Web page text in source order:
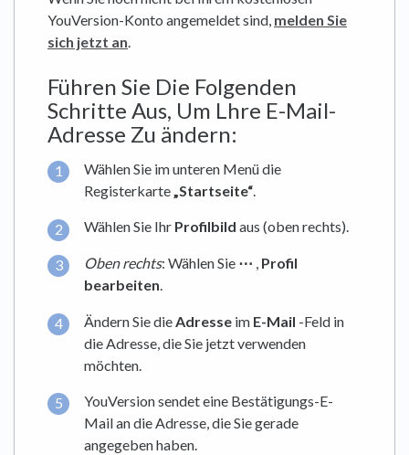
YouVersion-Konto angemeldet sind, melden Sie
sich jetzt an.
Führen Sie Die Folgenden
Schritte Aus, Um Lhre E-Mail-
Adresse Zu ändern:
Wählen Sie im unteren Menü die
Registerkarte„Startseite“.
Wählen Sie Ihr Profilbild aus (oben rechts).
Oben rechts: Wählen Sie ⋯ , Profil
bearbeiten.
Ändern Sie die Adresse im E-Mail -Feld in
die Adresse, die Sie jetzt verwenden
möchten.
YouVersion sendet eine Bestätigungs-E-
Mail an die Adresse, die Sie gerade
angegeben haben.